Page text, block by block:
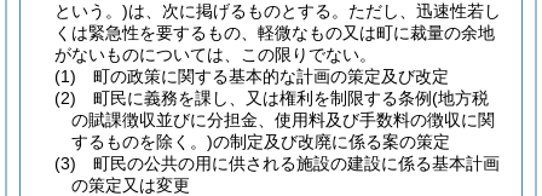
という。)は、次に掲げるものとする。 ただし、迅速性若し
くは緊急性を要するもの、軽微なもの又は町に裁量の余地
がないものについては、この限りでない。
(1)
町の政策に関する基本的な計画の策定及び改定
(2)
町民に義務を課し、又は権利を制限する条例(地方税
の賦課徴収並びに分担金、使用料及び手数料の徴収に関
するものを除く。)の制定及び改廃に係る案の策定
(3)
町民の公共の用に供される施設の建設に係る基本計画
の策定又は変更